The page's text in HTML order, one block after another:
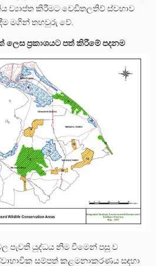
ව්‍යාප්ත කිරීමට වෙඩිතලතිව් ස්වභාව
මගින් තහවුරු වේ.
ලෙස ප්‍රකාශයට පත් කිරීමේ පදනම
පැවති යුද්ධය නිම වීමෙන් පසු ව
සම්පත් කළමනාකරණය සඳහා